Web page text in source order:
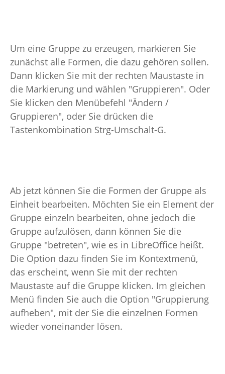
Um eine Gruppe zu erzeugen, markieren Sie
zunächst alle Formen, die dazu gehören sollen.
Dann klicken Sie mit der rechten Maustaste in
die Markierung und wählen "Gruppieren". Oder
Sie klicken den Menübefehl "Ändern /
Gruppieren", oder Sie drücken die
Tastenkombination Strg-Umschalt-G.
Ab jetzt können Sie die Formen der Gruppe als
Einheit bearbeiten. Möchten Sie ein Element der
Gruppe einzeln bearbeiten, ohne jedoch die
Gruppe aufzulösen, dann können Sie die
Gruppe "betreten", wie es in LibreOffice heißt.
Die Option dazu finden Sie im Kontextmenü,
das erscheint, wenn Sie mit der rechten
Maustaste auf die Gruppe klicken. Im gleichen
Menü finden Sie auch die Option "Gruppierung
aufheben", mit der Sie die einzelnen Formen
wieder voneinander lösen.